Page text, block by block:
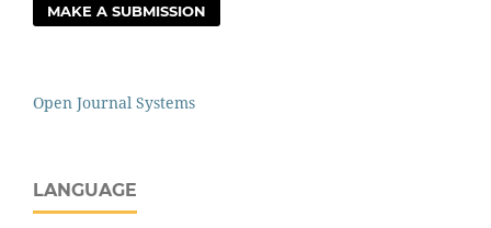
MAKE A SUBMISSION
Open Journal Systems
LANGUAGE